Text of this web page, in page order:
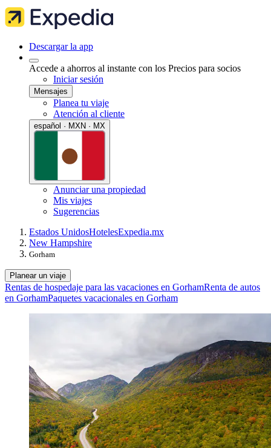
Descargar la app
Accede a ahorros al instante con los Precios para socios
Iniciar sesión
Mensajes
Planea tu viaje
Atención al cliente
español · MXN · MX
Anunciar una propiedad
Mis viajes
Sugerencias
Estados UnidosHotelesExpedia.mx
New Hampshire
Gorham
Planear un viaje
Rentas de hospedaje para las vacaciones en GorhamRenta de autos
en GorhamPaquetes vacacionales en Gorham